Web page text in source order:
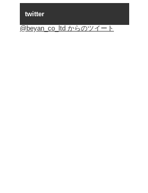
twitter
@beyan_co_ltd からのツイート